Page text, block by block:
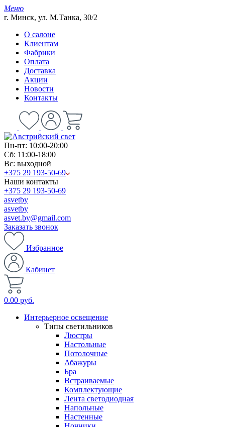
Меню
г. Минск, ул. М.Танка, 30/2
О салоне
Клиентам
Фабрики
Оплата
Доставка
Акции
Новости
Контакты
Пн-пт: 10:00-20:00
Сб: 11:00-18:00
Вс: выходной
+375 29 193-50-69
Наши контакты
+375 29 193-50-69
asvetby
asvetby
asvet.by@gmail.com
Заказать звонок
Избранное
Кабинет
0.00 руб.
Интерьерное освещение
Типы светильников
Люстры
Настольные
Потолочные
Абажуры
Бра
Встраиваемые
Комплектующие
Лента светодиодная
Напольные
Настенные